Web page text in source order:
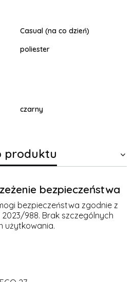
Casual (na co dzień)
poliester
czarny
produktu
bezpieczeństwa
bezpieczeństwa zgodnie z
988. Brak szczególnych
użytkowania.